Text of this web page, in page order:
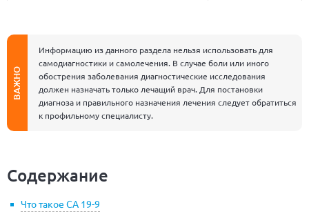
ВАЖНО
Информацию из данного раздела нельзя использовать для
самодиагностики и самолечения. В случае боли или иного
обострения заболевания диагностические исследования
должен назначать только лечащий врач. Для постановки
диагноза и правильного назначения лечения следует обратиться
к профильному специалисту.
Содержание
Что такое CA 19-9